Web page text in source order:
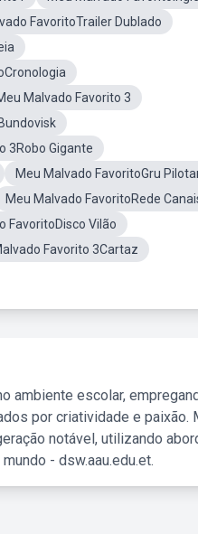
FavoritoTrailer Dublado
Malvado Favorito 3
3Robo Gigante
Meu Malvado FavoritoGru
Meu Malvado FavoritoRede
FavoritoDisco Vilão
Favorito 3Cartaz
ambiente escolar,
por criatividade e paixão.
notável, utilizando
- dsw.aau.edu.et.